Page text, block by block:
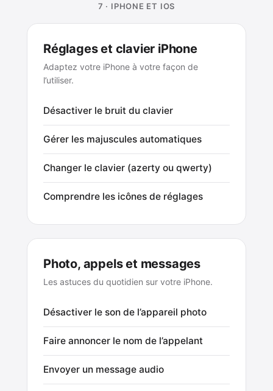
7 · IPHONE ET IOS
Réglages et clavier iPhone
Adaptez votre iPhone à votre façon de
l’utiliser.
Désactiver le bruit du clavier
Gérer les majuscules automatiques
Changer le clavier (azerty ou qwerty)
Comprendre les icônes de réglages
Photo, appels et messages
Les astuces du quotidien sur votre iPhone.
Désactiver le son de l’appareil photo
Faire annoncer le nom de l’appelant
Envoyer un message audio